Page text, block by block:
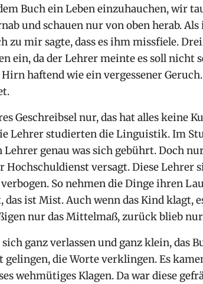
Buch ein Leben einzuhauchen, wir
und schauen nur von oben herab.
zu mir sagte, dass es ihm missfiele.
ein, da der Lehrer meinte es soll nicht
haftend wie ein vergessener
Geschreibsel nur, das hat alles keine
Lehrer studierten die Linguistik. Im
Lehrer genau was sich gebührt. Doch
Hochschuldienst versagt. Diese Lehrer
So nehmen die Dinge ihren
das ist Mist. Auch wenn das Kind klagt,
nur das Mittelmaß, zurück blieb nur
ganz verlassen und ganz klein, das
die Worte verklingen. Es
wehmütiges Klagen. Da war diese